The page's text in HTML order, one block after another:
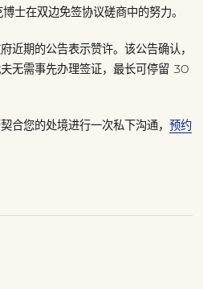
士在双边免签协议磋商中的努力。
近期的公告表示赞许。该公告确认，
无需事先办理签证，最长可停留 30
合您的处境进行一次私下沟通， 预约